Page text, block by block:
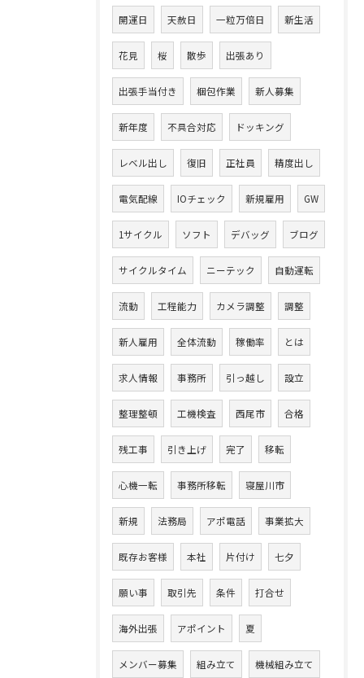
開運日 天赦日 一粒万倍日 新生活
花見 桜 散歩 出張あり
出張手当付き 梱包作業 新人募集
新年度 不具合対応 ドッキング
レベル出し 復旧 正社員 精度出し
電気配線 IOチェック 新規雇用 GW
1サイクル ソフト デバッグ ブログ
サイクルタイム ニーテック 自動運転
流動 工程能力 カメラ調整 調整
新人雇用 全体流動 稼働率 とは
求人情報 事務所 引っ越し 設立
整理整頓 工機検査 西尾市 合格
残工事 引き上げ 完了 移転
心機一転 事務所移転 寝屋川市
新規 法務局 アポ電話 事業拡大
既存お客様 本社 片付け 七夕
願い事 取引先 条件 打合せ
海外出張 アポイント 夏
メンバー募集 組み立て 機械組み立て